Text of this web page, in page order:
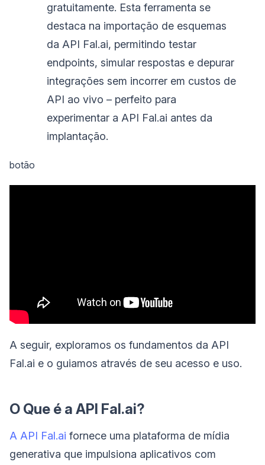
gratuitamente. Esta ferramenta se
destaca na importação de esquemas
da API Fal.ai, permitindo testar
endpoints, simular respostas e depurar
integrações sem incorrer em custos de
API ao vivo – perfeito para
experimentar a API Fal.ai antes da
implantação.
botão
A seguir, exploramos os fundamentos da API
Fal.ai e o guiamos através de seu acesso e uso.
O Que é a API Fal.ai?
A API Fal.ai fornece uma plataforma de mídia
generativa que impulsiona aplicativos com